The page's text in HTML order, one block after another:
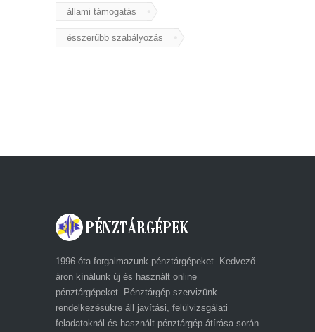
állami támogatás
ésszerűbb szabályozás
1996-óta forgalmazunk pénztárgépeket. Kedvező
áron kínálunk új és használt online
pénztárgépeket. Pénztárgép szervizünk
rendelkezésükre áll javítási, felülvizsgálati
feladatoknál és használt pénztárgép átírása során